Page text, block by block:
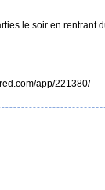
le soir en rentrant
app/221380/